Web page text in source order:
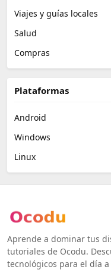
Viajes y guías locales
Salud
Compras
Plataformas
Android
Windows
Linux
Aprende a dominar tus
tutoriales de Ocodu.
tecnológicos para el día a